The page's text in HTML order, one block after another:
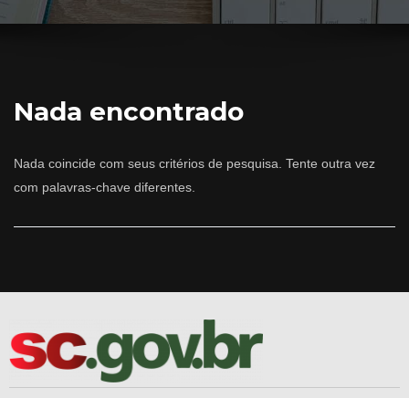
Nada encontrado
Nada coincide com seus critérios de pesquisa. Tente outra vez
com palavras-chave diferentes.